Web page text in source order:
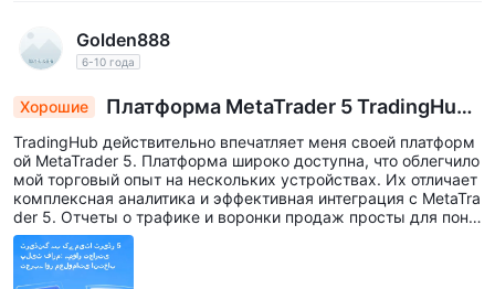
регулированию Китая) и потребовали оплатить депозит, боль
ше никаких объяснений.
Golden888
6-10 года
Хорошие
Платформа MetaTrader 5 TradingHub:
Безупречный опыт торговли и информирован
ный выбор
TradingHub действительно впечатляет меня своей платформ
ой MetaTrader 5. Платформа широко доступна, что облегчило
мой торговый опыт на нескольких устройствах. Их отличает
комплексная аналитика и эффективная интеграция с MetaTra
der 5. Отчеты о трафике и воронки продаж просты для пони
мания и помогают мне делать осознанный выбор в торговле.
👍👍👍